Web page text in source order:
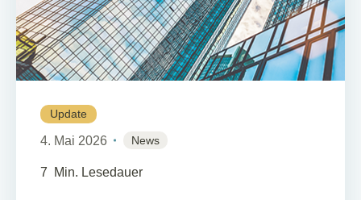
Update
4. Mai 2026 News
7 Min. Lesedauer